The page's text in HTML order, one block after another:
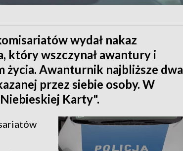
wydał nakaz
który wszczynał awantury i
życia. Awanturnik najbliższe dwa
przez siebie osoby. W
Karty".